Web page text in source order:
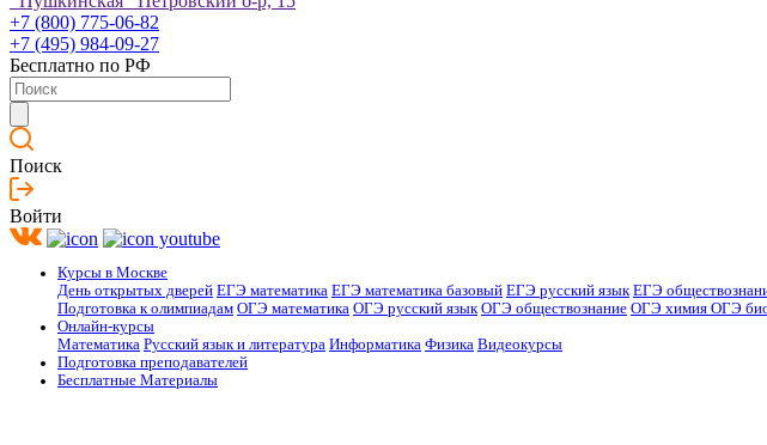
+7 (800) 775-06-82
+7 (495) 984-09-27
Бесплатно по РФ
Поиск
Войти
Курсы в Москве
День открытых дверей ЕГЭ математика ЕГЭ математика базовый ЕГЭ русский язык ЕГЭ
Подготовка к олимпиадам ОГЭ математика ОГЭ русский язык ОГЭ обществознание ОГЭ химия ОГЭ
Онлайн-курсы
Математика Русский язык и литература Информатика Физика Видеокурсы
Подготовка преподавателей
Бесплатные Материалы